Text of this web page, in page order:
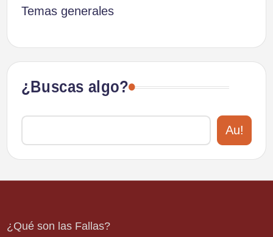
Temas generales
¿Buscas algo?
Au!
¿Qué son las Fallas?